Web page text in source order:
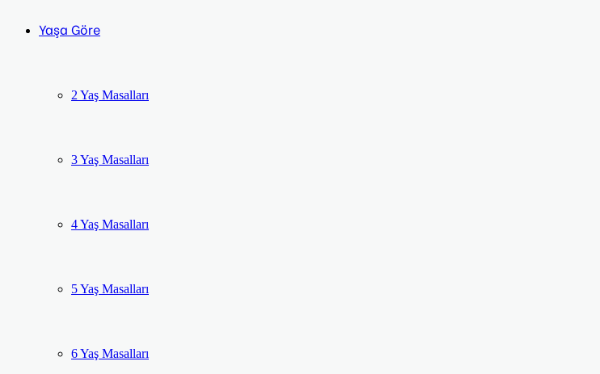
Yaşa Göre
2 Yaş Masalları
3 Yaş Masalları
4 Yaş Masalları
5 Yaş Masalları
6 Yaş Masalları